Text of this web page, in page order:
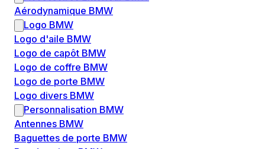
Aérodynamique BMW
Logo BMW
Logo d'aile BMW
Logo de capôt BMW
Logo de coffre BMW
Logo de porte BMW
Logo divers BMW
Personnalisation BMW
Antennes BMW
Baguettes de porte BMW